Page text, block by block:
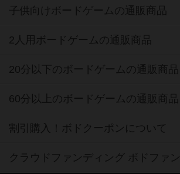
子供向けボードゲームの通販商品
2人用ボードゲームの通販商品
20分以下のボードゲームの通販商品
60分以上のボードゲームの通販商品
割引購入！ボドクーポンについて
クラウドファンディング ボドファン